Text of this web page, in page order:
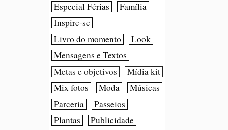
Especial Férias
Família
Inspire-se
Livro do momento
Look
Mensagens e Textos
Metas e objetivos
Mídia kit
Mix fotos
Moda
Músicas
Parceria
Passeios
Plantas
Publicidade